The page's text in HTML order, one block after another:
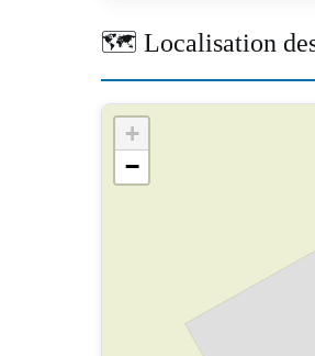
🗺️ Localisation
+
−